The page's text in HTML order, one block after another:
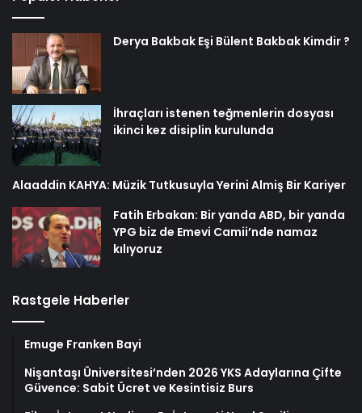
Derya Bakbak Eşi Bülent Bakbak Kimdir ?
İhraçları istenen teğmenlerin dosyası
ikinci kez disiplin kurulunda
Alaaddin KAHYA: Müzik Tutkusuyla Yerini Almiş Bir Kariyer
Fatih Erbakan: Bir yanda ABD, bir yanda
YPG biz de Emevi Camii’nde namaz
kılıyoruz
Rastgele Haberler
Emuge Franken Bayi
Nişantaşı Üniversitesi’nden 2026 YKS Adaylarına Çifte
Güvence: Sabit Ücret ve Kesintisiz Burs